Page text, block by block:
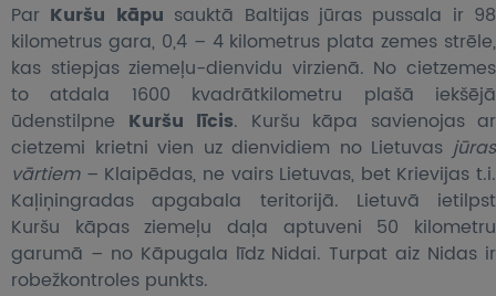
Par Kuršu kāpu sauktā Baltijas jūras pussala ir 98
kilometrus gara, 0,4 – 4 kilometrus plata zemes strēle,
kas stiepjas ziemeļu-dienvidu virzienā. No cietzemes
to atdala 1600 kvadrātkilometru plašā iekšējā
ūdenstilpne Kuršu līcis. Kuršu kāpa savienojas ar
cietzemi krietni vien uz dienvidiem no Lietuvas jūras
vārtiem– Klaipēdas, ne vairs Lietuvas, bet Krievijas t.i.
Kaļiņingradas apgabala teritorijā. Lietuvā ietilpst
Kuršu kāpas ziemeļu daļa aptuveni 50 kilometru
garumā – no Kāpugala līdz Nidai. Turpat aiz Nidas ir
robežkontroles punkts.